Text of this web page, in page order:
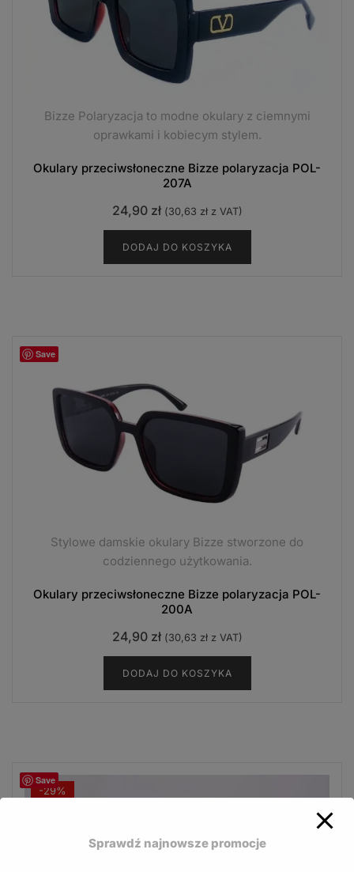
Bizze Polaryzacja to modne okulary z ciemnymi
oprawkami i kobiecym stylem.
Okulary przeciwsłoneczne Bizze polaryzacja POL-
207A
24,90 zł (30,63 złz VAT)
DODAJ DO KOSZYKA
Save
Stylowe damskie okulary Bizze stworzone do
codziennego użytkowania.
Okulary przeciwsłoneczne Bizze polaryzacja POL-
200A
24,90 zł (30,63 złz VAT)
DODAJ DO KOSZYKA
Save
-29%
Sprawdź najnowsze promocje